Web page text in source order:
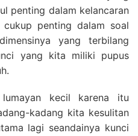
penting dalam kelancaran
penting dalam soal
yang terbilang
yang kita miliki pupus
kecil karena itu
kadang kita kesulitan
lagi seandainya kunci